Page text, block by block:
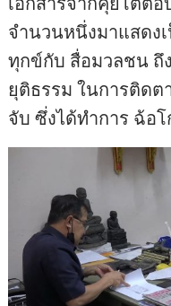
จำนวนหนึ่งมาแสดง
ทุกข์กับ สื่อมวลชน ถึ
ยุติธรรม ในการติด
จับ ซึ่งได้ทำการ ฉ้อ